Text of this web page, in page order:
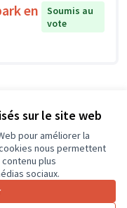
sur le site web
pour améliorer la
nous permettent
plus
sociaux.
en
Soumis au
vote